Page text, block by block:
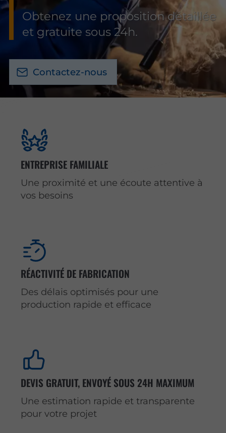
Obtenez une proposition détaillée
et gratuite sous 24h.
Contactez-nous
ENTREPRISE FAMILIALE
Une proximité et une écoute attentive à
vos besoins
RÉACTIVITÉ DE FABRICATION
Des délais optimisés pour une
production rapide et efficace
DEVIS GRATUIT, ENVOYÉ SOUS 24H MAXIMUM
Une estimation rapide et transparente
pour votre projet